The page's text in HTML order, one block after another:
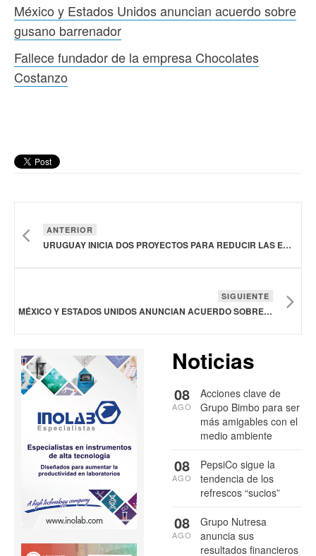
México y Estados Unidos anuncian acuerdo sobre
gusano barrenador
Fallece fundador de la empresa Chocolates
Costanzo
ANTERIOR
URUGUAY INICIA DOS PROYECTOS PARA REDUCIR LAS EMISIONES DE METANO EN BOVINOS Y OVINOS
SIGUIENTE
MÉXICO Y ESTADOS UNIDOS ANUNCIAN ACUERDO SOBRE GUSANO BARRENADOR
Noticias
Acciones clave de
Grupo Bimbo para ser
más amigables con el
medio ambiente
08
AGO
PepsiCo sigue la
tendencia de los
refrescos “sucios”
08
AGO
Grupo Nutresa
anuncia sus
resultados financieros
08
AGO